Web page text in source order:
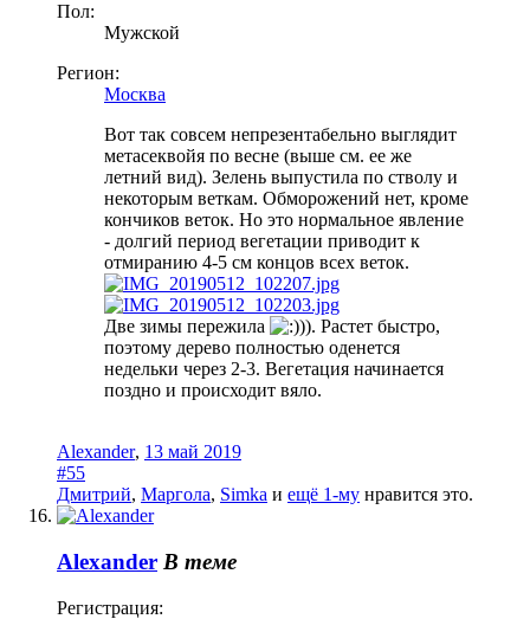
Пол:
Мужской
Регион:
Москва
Вот так совсем непрезентабельно выглядит
метасеквойя по весне (выше см. ее же
летний вид). Зелень выпустила по стволу и
некоторым веткам. Обморожений нет, кроме
кончиков веток. Но это нормальное явление
- долгий период вегетации приводит к
отмиранию 4-5 см концов всех веток.
Две зимы пережила
)). Растет быстро,
поэтому дерево полностью оденется
недельки через 2-3. Вегетация начинается
поздно и происходит вяло.
Alexander, 13 май 2019
#55
Дмитрий, Маргола, Simka и ещё 1-му нравится это.
Alexander В теме
Регистрация: